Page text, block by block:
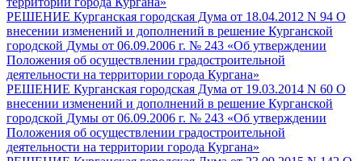
РЕШЕНИЕ Курганская городская Дума от 18.04.2012 N 94 О
внесении изменений и дополнений в решение Курганской
городской Думы от 06.09.2006 г. № 243 «Об утверждении
Положения об осуществлении градостроительной
деятельности на территории города Кургана»
РЕШЕНИЕ Курганская городская Дума от 19.03.2014 N 60 О
внесении изменений и дополнений в решение Курганской
городской Думы от 06.09.2006 г. № 243 «Об утверждении
Положения об осуществлении градостроительной
деятельности на территории города Кургана»